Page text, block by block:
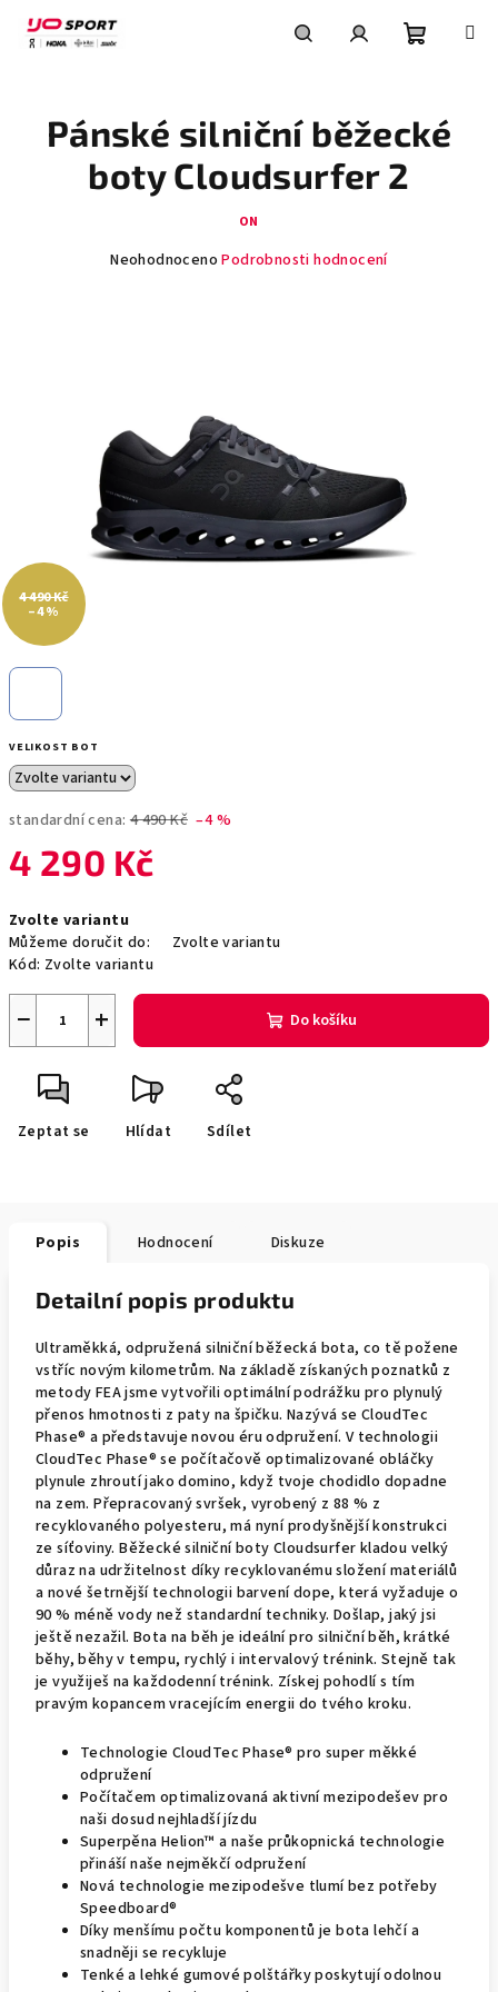
obsah
košík
VELIKOST BOT
standardní cena: 4 490 Kč –4 %
4 290 Kč
cena:
Zvolte variantu
Můžeme doručit do:
Zvolte variantu
Kód: Zvolte variantu
+
− Do košíku
Zeptat se Hlídat Sdílet
Pánské silniční běžecké
boty Cloudsurfer 2
ON
Průměrné
Neohodnoceno Podrobnosti hodnocení
4 490 Kč
–4 %
Popis Hodnocení Diskuze
Detailní popis produktu
Ultraměkká, odpružená silniční běžecká bota, co tě požene
vstříc novým kilometrům. Na základě získaných poznatků z
metody FEA jsme vytvořili optimální podrážku pro plynulý
přenos hmotnosti z paty na špičku. Nazývá se CloudTec
Phase® a představuje novou éru odpružení. V technologii
CloudTec Phase® se počítačově optimalizované obláčky
plynule zhroutí jako domino, když tvoje chodidlo dopadne
na zem. Přepracovaný svršek, vyrobený z 88 % z
recyklovaného polyesteru, má nyní prodyšnější konstrukci
ze síťoviny. Běžecké silniční boty Cloudsurfer kladou velký
důraz na udržitelnost díky recyklovanému složení materiálů
a nové šetrnější technologii barvení dope, která vyžaduje o
90 % méně vody než standardní techniky. Došlap, jaký jsi
ještě nezažil. Bota na běh je ideální pro silniční běh, krátké
běhy, běhy v tempu, rychlý i intervalový trénink. Stejně tak
je využiješ na každodenní trénink. Získej pohodlí s tím
pravým kopancem vracejícím energii do tvého kroku.
Technologie CloudTec Phase® pro super měkké
odpružení
Počítačem optimalizovaná aktivní mezipodešev pro
naši dosud nejhladší jízdu
Superpěna Helion™ a naše průkopnická technologie
přináší naše nejměkčí odpružení
Nová technologie mezipodešve tlumí bez potřeby
Speedboard®
Díky menšímu počtu komponentů je bota lehčí a
snadněji se recykluje
Tenké a lehké gumové polštářky poskytují odolnou